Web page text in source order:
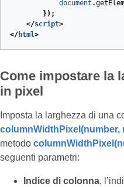
document .
});
</script>
</html>
Come impostare la
in pixel
Imposta la larghezza di una
columnWidthPixel(number,
metodo
seguenti parametri:
Indice di colonna,